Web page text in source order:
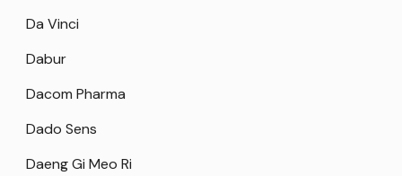
Da Vinci
Dabur
Dacom Pharma
Dado Sens
Daeng Gi Meo Ri